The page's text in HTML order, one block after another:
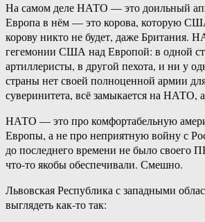
На самом деле НАТО — это доильный
Европа в нём — это корова, которую
корову никто не будет, даже Британия.
гегемонии США над Европой: в одной
артиллеристы, в другой пехота, и ни у
страны нет своей полноценной армии
суверинитета, всё замыкается на
НАТО — это про комфортабельную
Европы, а не про неприятную войну с
до последнего времени не было
что-то якобы обеспечивали. Смешно.
Львовская Республика с западными
выглядеть как-то так: